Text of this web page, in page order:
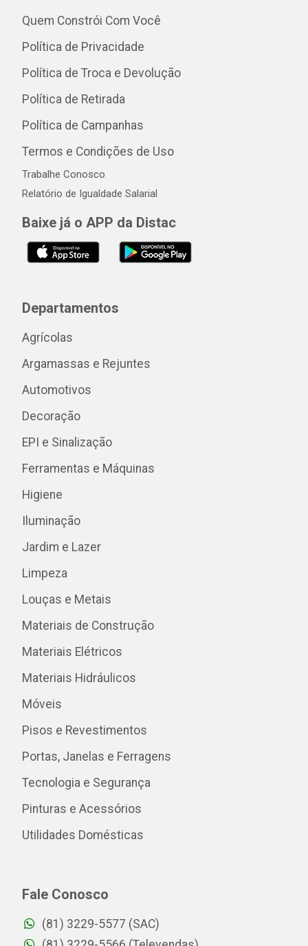
Quem Constrói Com Você
Política de Privacidade
Política de Troca e Devolução
Política de Retirada
Política de Campanhas
Termos e Condições de Uso
Trabalhe Conosco
Relatório de Igualdade Salarial
Baixe já o APP da Distac
Departamentos
Agrícolas
Argamassas e Rejuntes
Automotivos
Decoração
EPI e Sinalização
Ferramentas e Máquinas
Higiene
Iluminação
Jardim e Lazer
Limpeza
Louças e Metais
Materiais de Construção
Materiais Elétricos
Materiais Hidráulicos
Móveis
Pisos e Revestimentos
Portas, Janelas e Ferragens
Tecnologia e Segurança
Pinturas e Acessórios
Utilidades Domésticas
Fale Conosco
(81) 3229-5577 (SAC)